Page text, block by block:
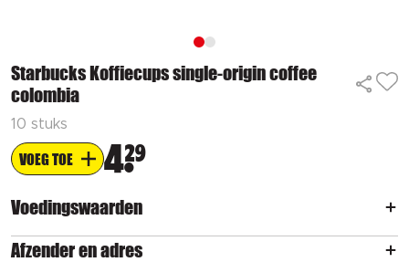
Starbucks Koffiecups single-origin coffee
colombia
10 stuks
VOEG TOE 429
Voedingswaarden
Afzender en adres